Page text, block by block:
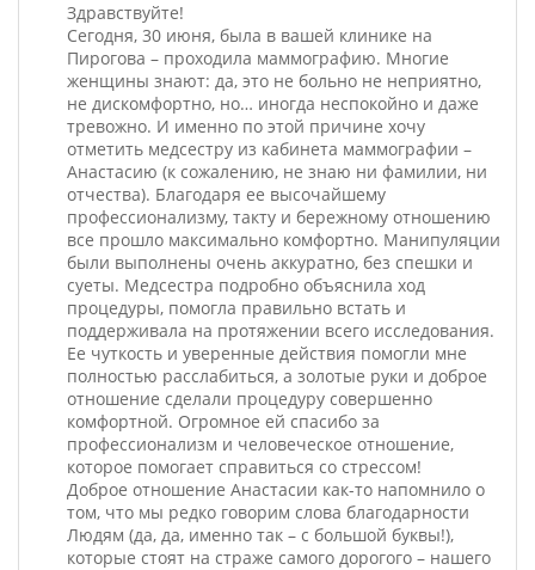
Здравствуйте!
Сегодня, 30 июня, была в вашей клинике на
Пирогова – проходила маммографию. Многие
женщины знают: да, это не больно не неприятно,
не дискомфортно, но… иногда неспокойно и даже
тревожно. И именно по этой причине хочу
отметить медсестру из кабинета маммографии –
Анастасию (к сожалению, не знаю ни фамилии, ни
отчества). Благодаря ее высочайшему
профессионализму, такту и бережному отношению
все прошло максимально комфортно. Манипуляции
были выполнены очень аккуратно, без спешки и
суеты. Медсестра подробно объяснила ход
процедуры, помогла правильно встать и
поддерживала на протяжении всего исследования.
Ее чуткость и уверенные действия помогли мне
полностью расслабиться, а золотые руки и доброе
отношение сделали процедуру совершенно
комфортной. Огромное ей спасибо за
профессионализм и человеческое отношение,
которое помогает справиться со стрессом!
Доброе отношение Анастасии как-то напомнило о
том, что мы редко говорим слова благодарности
Людям (да, да, именно так – с большой буквы!),
которые стоят на страже самого дорогого – нашего